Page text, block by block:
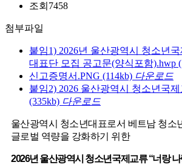
조회 7458
첨부파일
붙임1) 2026년 울산광역시 청소년
대표단 모집 공고문(양식포함).hwp
신고증명서.PNG (114kb) 다운로드
붙임2) 2026 울산광역시 청소년국
(335kb) 다운로드
울산광역시 청소년대표로서 베트남 청소
글로벌 역량을 강화하기 위한
2026년 울산광역시 청소년국제교류“너랑